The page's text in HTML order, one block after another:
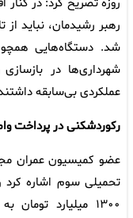
روزه تصریح کرد: در
رهبر رشیدمان، نباید
شد. دستگاه‌هایی
شهرداری‌ها در
عملکردی بی‌سابقه
رکوردشکنی در پرداخت
عضو کمیسیون عمران
تحمیلی سوم اشاره